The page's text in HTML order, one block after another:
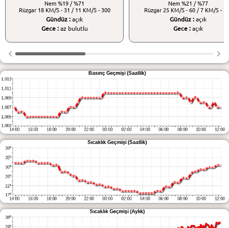
Nem %19 / %71
Rüzgar 18 KM/S - 31 / 11 KM/S - 300
Gündüz : açık
Gece :az bulutlu
Nem %21 / %77
Rüzgar 25 KM/S - 60 / 7 KM/S -
Gündüz : açık
Gece : açık